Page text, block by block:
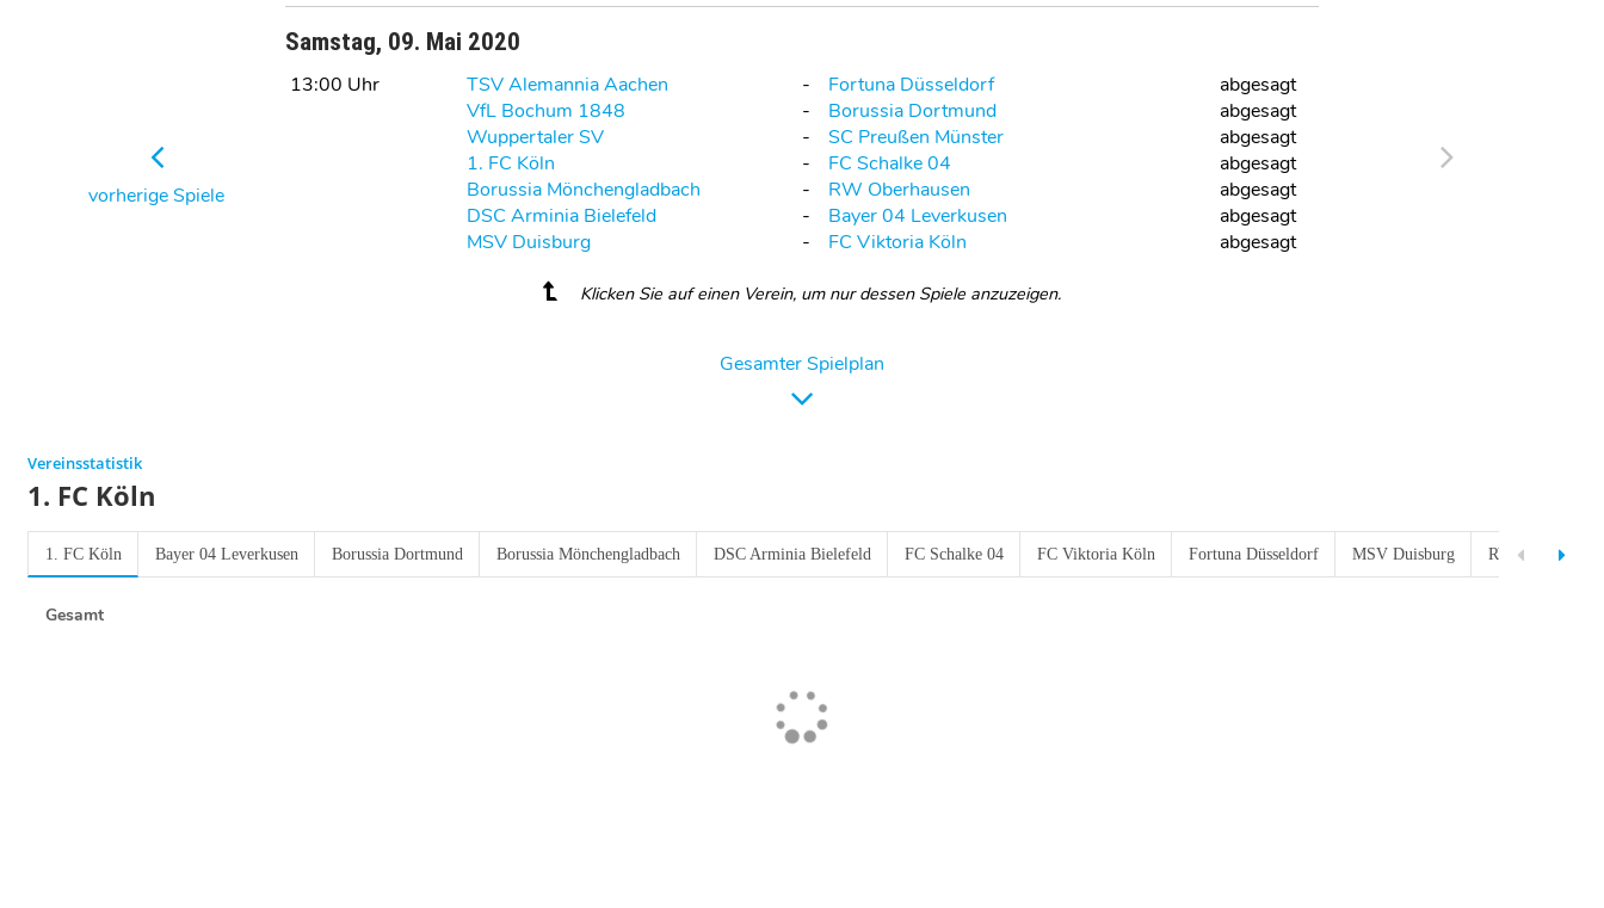
vorherige Spiele
Samstag, 09. Mai 2020
13:00 Uhr TSV Alemannia Aachen Fortuna Düsseldorf
abgesagt
VfL Bochum 1848
Borussia Dortmund
abgesagt
Wuppertaler SV
SC Preußen Münster
abgesagt
1. FC Köln
FC Schalke 04
abgesagt
Borussia Mönchengladbach
RW Oberhausen
abgesagt
DSC Arminia Bielefeld
Bayer 04 Leverkusen
abgesagt
MSV Duisburg
FC Viktoria Köln abgesagt
Klicken Sie auf einen Verein, um nur dessen Spiele anzuzeigen.
Gesamter Spielplan
Vereinsstatistik
1. FC Köln
1. FC Köln Bayer 04 Leverkusen Borussia Dortmund Borussia Mönchengladbach DSC Arminia Bielefeld FC Schalke 04 FC Viktoria Köln Fortuna Düsseldorf MSV Duisburg RW Oberhausen
Gesamt